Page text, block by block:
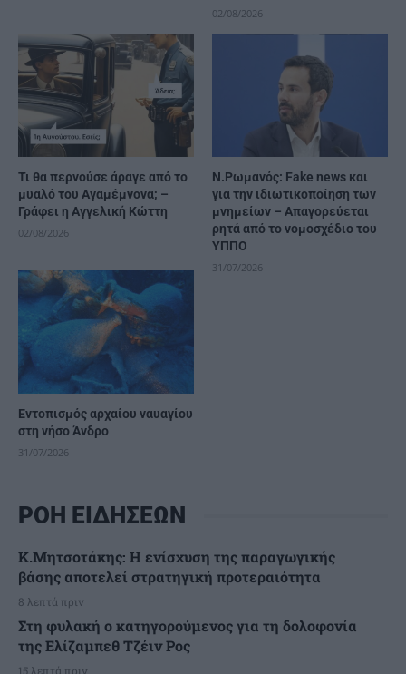
02/08/2026
Τι θα περνούσε άραγε από το
μυαλό του Αγαμέμνονα; –
Γράφει η Αγγελική Κώττη
02/08/2026
Ν.Ρωμανός: Fake news και
για την ιδιωτικοποίηση των
μνημείων – Απαγορεύεται
ρητά από το νομοσχέδιο του
ΥΠΠΟ
31/07/2026
Εντοπισμός αρχαίου ναυαγίου
στη νήσο Άνδρο
31/07/2026
ΡΟΗ ΕΙΔΗΣΕΩΝ
Κ.Μητσοτάκης: Η ενίσχυση της παραγωγικής
βάσης αποτελεί στρατηγική προτεραιότητα
8 λεπτά πριν
Στη φυλακή ο κατηγορούμενος για τη δολοφονία
της Ελίζαμπεθ Τζέιν Ρος
15 λεπτά πριν